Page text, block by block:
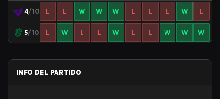
4/10 L L W W W L L L W L
5/10 L W L L W L L W W W
INFO DEL PARTIDO